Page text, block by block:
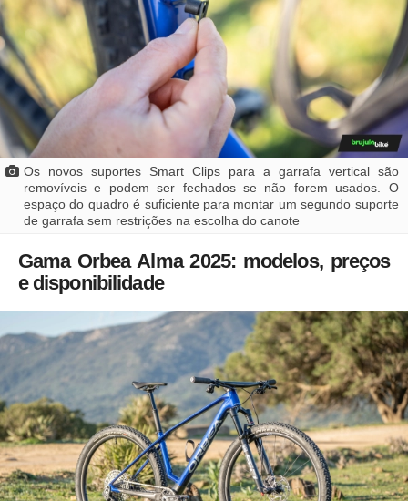
Os novos suportes Smart Clips para a garrafa vertical são
removíveis e podem ser fechados se não forem usados. O
espaço do quadro é suficiente para montar um segundo suporte
de garrafa sem restrições na escolha do canote
Gama Orbea Alma 2025: modelos, preços
e disponibilidade